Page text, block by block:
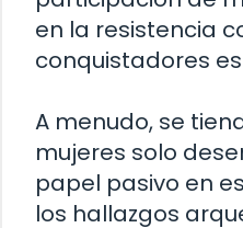
en la resistencia
conquistadores
A menudo, se
mujeres solo
papel pasivo en
los hallazgos